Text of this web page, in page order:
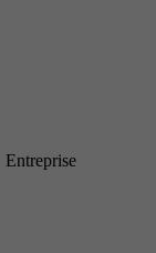
Entreprise